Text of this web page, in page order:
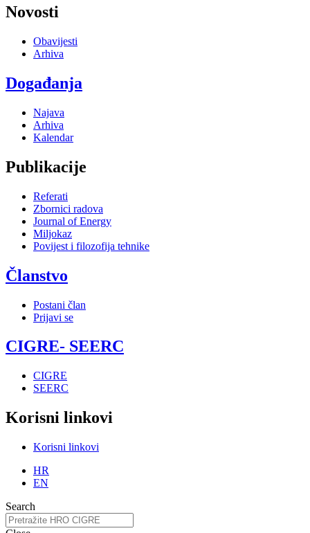
Novosti
Obavijesti
Arhiva
Događanja
Najava
Arhiva
Kalendar
Publikacije
Referati
Zbornici radova
Journal of Energy
Miljokaz
Povijest i filozofija tehnike
Članstvo
Postani član
Prijavi se
CIGRE- SEERC
CIGRE
SEERC
Korisni linkovi
Korisni linkovi
HR
EN
Search